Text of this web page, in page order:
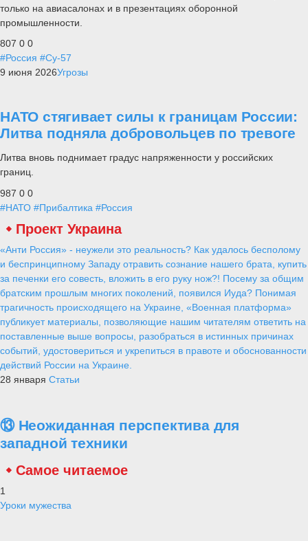
только на авиасалонах и в презентациях оборонной
промышленности.
807 0 0
#Россия #Су-57
9 июня 2026Угрозы
НАТО стягивает силы к границам России:
Литва подняла добровольцев по тревоге
Литва вновь поднимает градус напряженности у российских
границ.
987 0 0
#НАТО #Прибалтика #Россия
Проект Украина
«Анти Россия» - неужели это реальность? Как удалось бесполому
и беспринципному Западу отравить сознание нашего брата, купить
за печенки его совесть, вложить в его руку нож?! Посему за общим
братским прошлым многих поколений, появился Иуда? Понимая
трагичность происходящего на Украине, «Военная платформа»
публикует материалы, позволяющие нашим читателям ответить на
поставленные выше вопросы, разобраться в истинных причинах
событий, удостовериться и укрепиться в правоте и обоснованности
действий России на Украине.
28 января Статьи
⑬ Неожиданная перспектива для
западной техники
Самое читаемое
1
Уроки мужества